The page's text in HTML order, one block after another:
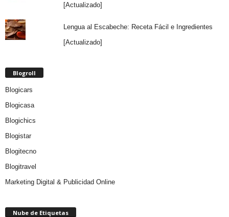
[Actualizado]
Lengua al Escabeche: Receta Fácil e Ingredientes
[Actualizado]
Blogroll
Blogicars
Blogicasa
Blogichics
Blogistar
Blogitecno
Blogitravel
Marketing Digital & Publicidad Online
Nube de Etiquetas